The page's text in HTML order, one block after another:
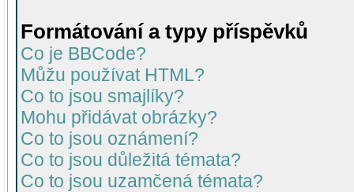
Formátování a typy příspěvků
Co je BBCode?
Můžu používat HTML?
Co to jsou smajlíky?
Mohu přidávat obrázky?
Co to jsou oznámení?
Co to jsou důležitá témata?
Co to jsou uzamčená témata?